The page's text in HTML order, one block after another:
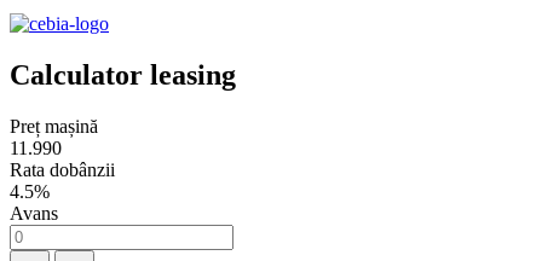
Calculator leasing
Preț mașină
11.990
Rata dobânzii
4.5%
Avans